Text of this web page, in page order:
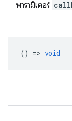
พารามิเตอร์
() => void